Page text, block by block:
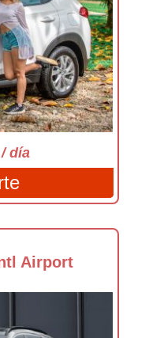
día
Airport